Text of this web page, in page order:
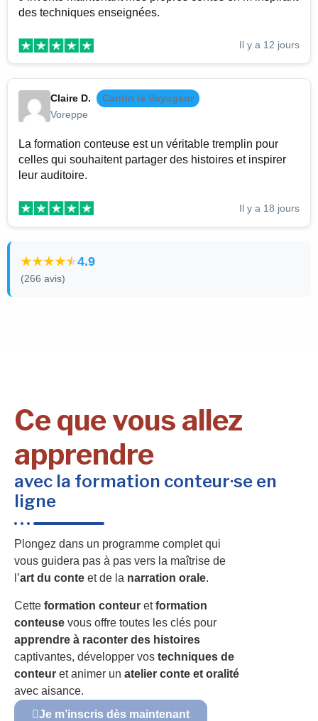
des techniques enseignées.
Il y a 12 jours
Claire D.
Cantin le Voyageur
Voreppe
La formation conteuse est un véritable tremplin pour
celles qui souhaitent partager des histoires et inspirer
leur auditoire.
Il y a 18 jours
4.9
(266 avis)
Ce que vous allez
apprendre
avec la formation conteur·se en
ligne
Plongez dans un programme complet qui
vous guidera pas à pas vers la maîtrise de
l’art du conte et de la narration orale.
Cette formation conteur etformation
conteuse vous offre toutes les clés pour
apprendre à raconter des histoires
captivantes, développer vos techniques de
conteur et animer un atelier conte et oralité
avec aisance.
Je m’inscris dès maintenant